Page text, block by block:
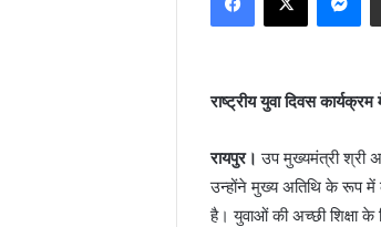
राष्ट्रीय युवा दिवस
रायपुर। उप मुख्यमंत्री श्री
उन्होंने मुख्य अतिथि के रूप में
है। युवाओं की अच्छी शिक्षा